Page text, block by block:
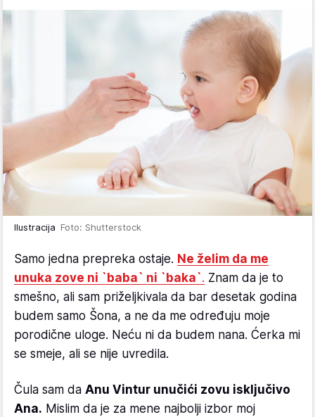
Ilustracija Foto: Shutterstock
Samo jedna prepreka ostaje. Ne želim da me
unuka zove ni `baba` ni `baka`. Znam da je to
smešno, ali sam priželjkivala da bar desetak godina
budem samo Šona, a ne da me određuju moje
porodične uloge. Neću ni da budem nana. Ćerka mi
se smeje, ali se nije uvredila.
Čula sam da Anu Vintur unučići zovu isključivo
Ana. Mislim da je za mene najbolji izbor moj